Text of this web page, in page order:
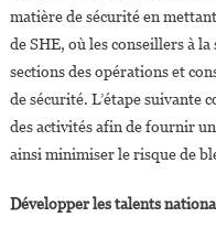
matière de sécurité en
de SHE, où les conseillers à
sections des opérations et
de sécurité. L’étape
des activités afin de fournir
ainsi minimiser le risque de
Développer les talents